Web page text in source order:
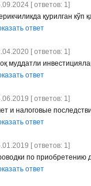
[ ответов: 1]
қурилган кўп
ответ
[ ответов: 1]
муддатли
ответ
[ ответов: 1]
и налоговые
ответ
[ ответов: 1]
по приобретению
ответ